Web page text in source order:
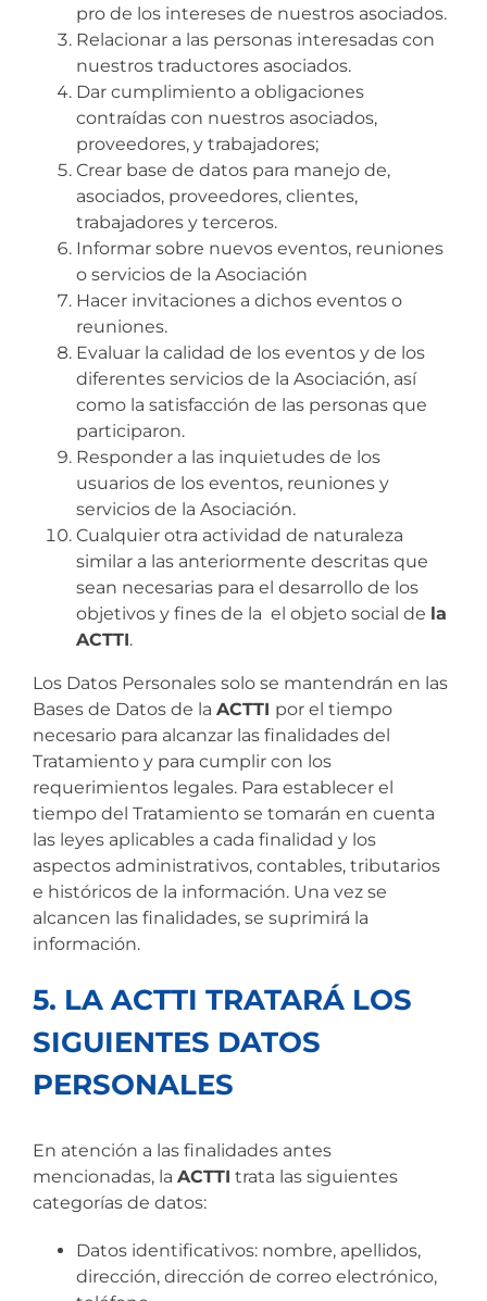
pro de los intereses de nuestros asociados.
Relacionar a las personas interesadas con
nuestros traductores asociados.
Dar cumplimiento a obligaciones
contraídas con nuestros asociados,
proveedores, y trabajadores;
Crear base de datos para manejo de,
asociados, proveedores, clientes,
trabajadores y terceros.
Informar sobre nuevos eventos, reuniones
o servicios de la Asociación
Hacer invitaciones a dichos eventos o
reuniones.
Evaluar la calidad de los eventos y de los
diferentes servicios de la Asociación, así
como la satisfacción de las personas que
participaron.
Responder a las inquietudes de los
usuarios de los eventos, reuniones y
servicios de la Asociación.
Cualquier otra actividad de naturaleza
similar a las anteriormente descritas que
sean necesarias para el desarrollo de los
objetivos y fines de la el objeto social de la
ACTTI.
Los Datos Personales solo se mantendrán en las
Bases de Datos de la ACTTI por el tiempo
necesario para alcanzar las finalidades del
Tratamiento y para cumplir con los
requerimientos legales. Para establecer el
tiempo del Tratamiento se tomarán en cuenta
las leyes aplicables a cada finalidad y los
aspectos administrativos, contables, tributarios
e históricos de la información. Una vez se
alcancen las finalidades, se suprimirá la
información.
5. LA ACTTI TRATARÁ LOS
SIGUIENTES DATOS
PERSONALES
En atención a las finalidades antes
mencionadas, la ACTTI trata las siguientes
categorías de datos:
Datos identificativos: nombre, apellidos,
dirección, dirección de correo electrónico,